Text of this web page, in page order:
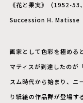
《花と果実》（1952-
Succession H. Matisse
画家として色彩を極める
マティスが到達したのが
スム時代から始まり、ニ
り紙絵の作品群が登場す